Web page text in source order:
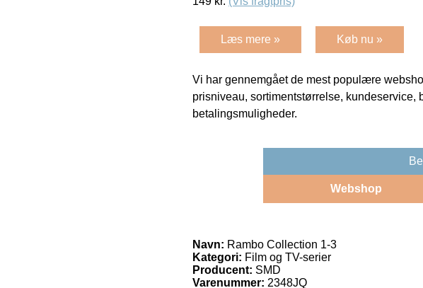
Læs mere » Køb nu »
Vi har gennemgået de mest populære
prisniveau, sortimentstørrelse, kundeservice,
betalingsmuligheder.
Webshop
Navn: Rambo Collection 1-3
Kategori: Film og TV-serier
Producent: SMD
Varenummer: 2348JQ